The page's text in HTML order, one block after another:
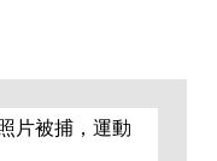
片被捕，運動